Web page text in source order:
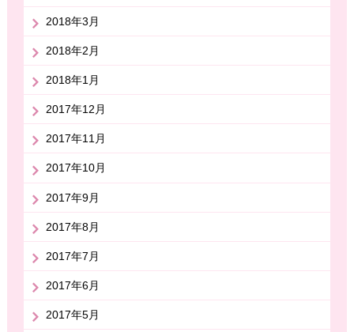
2018年3月
2018年2月
2018年1月
2017年12月
2017年11月
2017年10月
2017年9月
2017年8月
2017年7月
2017年6月
2017年5月